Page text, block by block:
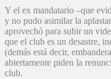
Y el ex mandatario –que
y no pudo asimilar la
aprovechó para subir un
que el club es un desastre,
(demás está decir,
abiertamente piden la
club.